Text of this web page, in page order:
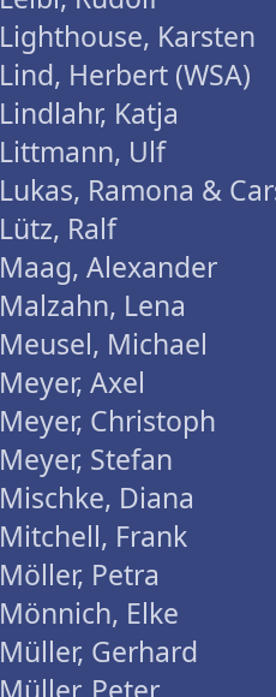
Lighthouse, Karsten
Lind, Herbert (WSA)
Lindlahr, Katja
Littmann, Ulf
Lukas, Ramona &
Lütz, Ralf
Maag, Alexander
Malzahn, Lena
Meusel, Michael
Meyer, Axel
Meyer, Christoph
Meyer, Stefan
Mischke, Diana
Mitchell, Frank
Möller, Petra
Mönnich, Elke
Müller, Gerhard